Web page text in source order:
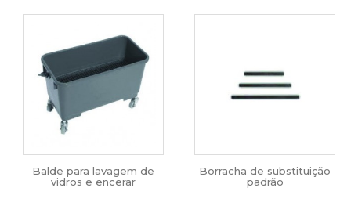
Balde para lavagem de
vidros e encerar
Borracha de substituição
padrão